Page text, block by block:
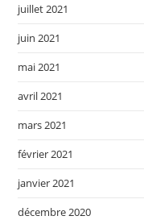
juillet 2021
juin 2021
mai 2021
avril 2021
mars 2021
février 2021
janvier 2021
décembre 2020